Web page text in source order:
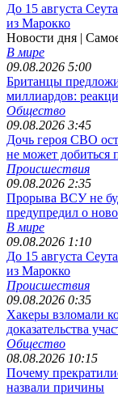
До 15 августа
из Марокко
Новости дня |
В мире
09.08.2026 5:00
Британцы
миллиардов:
Общество
09.08.2026 3:45
Дочь героя СВО
не может добиться
Происшествия
09.08.2026 2:35
Прорыва ВСУ не
предупредил о
В мире
09.08.2026 1:10
До 15 августа
из Марокко
Происшествия
09.08.2026 0:35
Хакеры взломали
доказательства
Общество
08.08.2026 10:15
Почему
назвали причины